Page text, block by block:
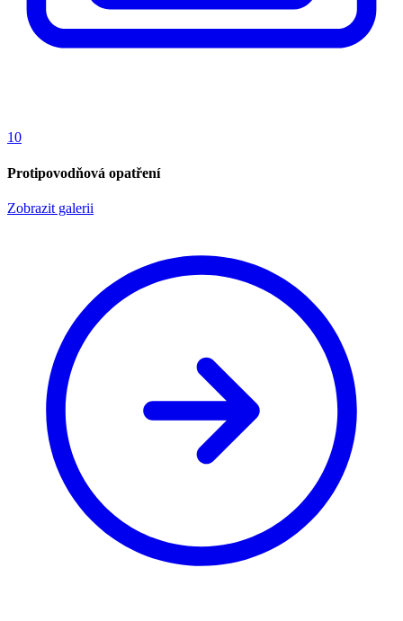
10
Protipovodňová opatření
Zobrazit galerii